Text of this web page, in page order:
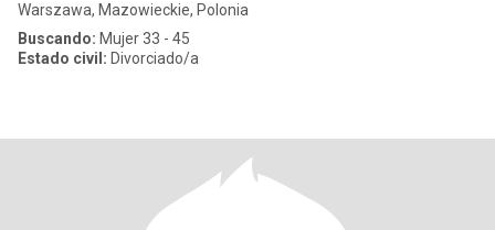
Warszawa, Mazowieckie, Polonia
Buscando: Mujer 33 - 45
Estado civil: Divorciado/a